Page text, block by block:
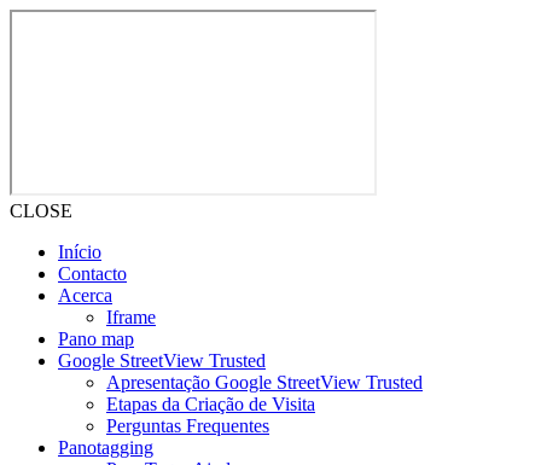
CLOSE
Início
Contacto
Acerca
Iframe
Pano map
Google StreetView Trusted
Apresentação Google StreetView Trusted
Etapas da Criação de Visita
Perguntas Frequentes
Panotagging